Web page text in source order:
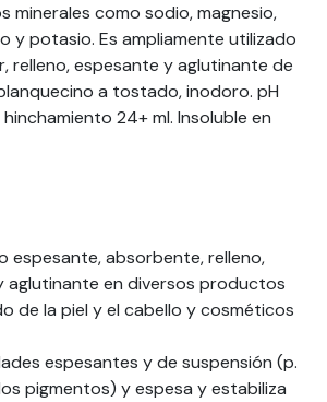
minerales como sodio, magnesio,
y potasio. Es ampliamente utilizado
relleno, espesante y aglutinante de
a tostado, inodoro. pH
24+ ml. Insoluble en
espesante, absorbente, relleno,
aglutinante en diversos productos
de la piel y el cabello y cosméticos
espesantes y de suspensión (p.
pigmentos) y espesa y estabiliza